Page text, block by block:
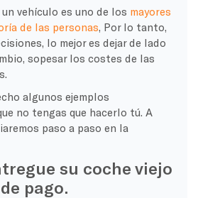
vehículo es uno de los mayores
de las personas, Por lo tanto,
lo mejor es dejar de lado
sopesar los costes de las
algunos ejemplos
no tengas que hacerlo tú. A
paso a paso en la
su coche viejo
pago.